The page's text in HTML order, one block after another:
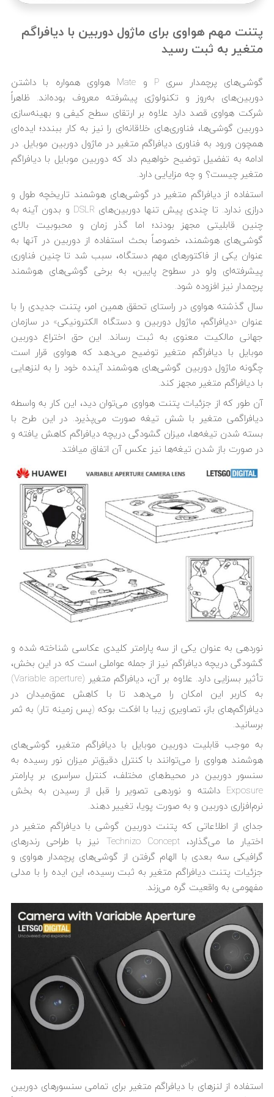
پتنت مهم هواوی برای ماژول دوربین با دیافراگم
متغیر به ثبت رسید
گوشی‌های پرچمدار سری P و Mate هواوی همواره با داشتن
دوربین‌های به‌روز و تکنولوژی پیشرفته معروف بوده‌‎اند. ظاهراً
شرکت هواوی قصد دارد علاوه بر ارتقای سطح کیفی و بهینه‌سازی
دوربین گوشی‌ها، فناوری‌های خلاقانه‌ای را نیز به کار ببندد؛ ایده‌ای
همچون ورود به فناوری دیافراگم متغیر در ماژول دوربین موبایل. در
ادامه به تفضیل توضیح خواهیم داد که دوربین موبایل با دیافراگم
متغیر چیست؟ و چه مزایایی دارد.
استفاده از دیافراگم متغیر در گوشی‌های هوشمند تاریخچه طول و
درازی ندارد. تا چندی پیش تنها دوربین‌های DSLR و بدون آینه به
چنین قابلیتی مجهز بودند؛ اما گذر زمان و محبوبیت بالای
گوشی‌های هوشمند، خصوصاً بحث استفاده از دوربین در آنها به
عنوان یکی از فاکتورهای مهم دستگاه، سبب شد تا چنین فناوری
پیشرفته‌ای ولو در سطوح پایین، به برخی گوشی‌های هوشمند
پرچمدار نیز افزوده شود.
سال گذشته هواوی در راستای تحقق همین امر، پتنت جدیدی را با
عنوان «دیافراگم، ماژول دوربین و دستگاه الکترونیکی» در سازمان
جهانی مالکیت معنوی به ثبت رساند. این حق اختراعدوربین
موبایل با دیافراگم متغیر توضیح می‌دهد که هواوی قرار است
چگونه ماژول دوربین گوشی‌های هوشمند آینده خود را به لنزهایی
با دیافراگم متغیر مجهز کند.
آن طور که از جزئیات پتنت هواوی می‌توان دید، این کار به واسطه
دیافراگمی متغیر با شش تیغه صورت می‌پذیرد. در این طرح با
بسته شدن تیغه‌ها، میزان گشودگی دریچه دیافراگم کاهش یافته و
در صورت باز شدن تیغه‌‎ها نیز عکس آن اتفاق می‎افتد.
نوردهی به عنوان یکی از سه پارامتر کلیدی عکاسی شناخته شده و
گشودگی دریچه دیافراگم نیز از جمله عواملی است که در این بخش،
تأثیر بسزایی دارد. علاوه بر آن، دیافراگم متغیر (Variable aperture)
به کاربر این امکان را می‌دهد تا با کاهش عمق‌میدان در
دیافراگم‌های باز، تصاویری زیبا با افکت بوکه (پس زمینه تار) به ثمر
برسانید.
به موجب قابلیت دوربین موبایل با دیافراگم متغیر، گوشی‌های
هوشمند هواوی را می‌‎توانند با کنترل دقیق‌تر میزان نور رسیده به
سنسور دوربین در محیط‌های مختلف، کنترل سراسری بر پارامتر
Exposure داشته و نوردهی تصویر را قبل از رسیدن به بخش
نرم‎‌افزاری دوربین و به صورت پویا، تغییر دهند.
جدای از اطلاعاتی که پتنتدوربین گوشی با دیافراگم متغیر در
اختیار ما می‌گذارد، Technizo Concept نیز با طراحی رندرهای
گرافیکی سه بعدی با الهام گرفتن از گوشی‌های پرچمدار هواوی و
جزئیات پتنت دیافراگم متغیر به ثبت رسیده، این ایده را با مدلی
مفهومی به واقعیت گره می‌زند.
استفاده از لنزهای با دیافراگم متغیر برای تمامی سنسورهای دوربین